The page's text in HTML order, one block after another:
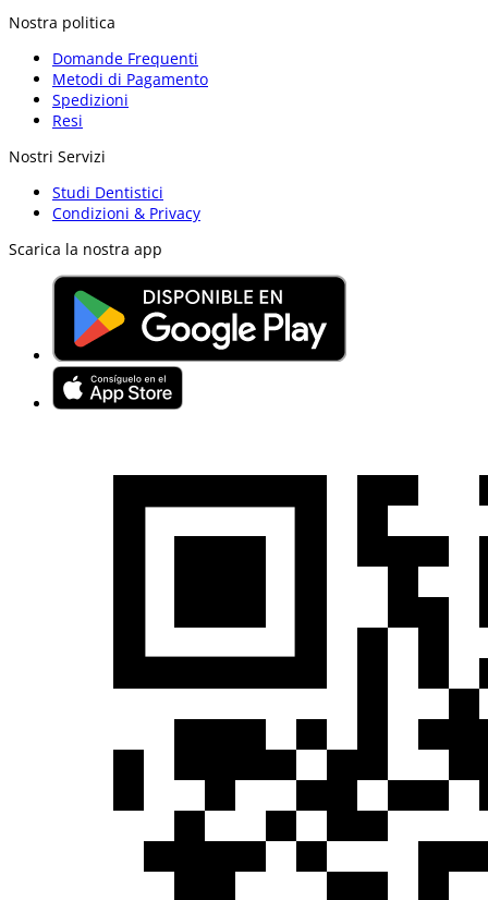
Nostra politica
Domande Frequenti
Metodi di Pagamento
Spedizioni
Resi
Nostri Servizi
Studi Dentistici
Condizioni & Privacy
Scarica la nostra app